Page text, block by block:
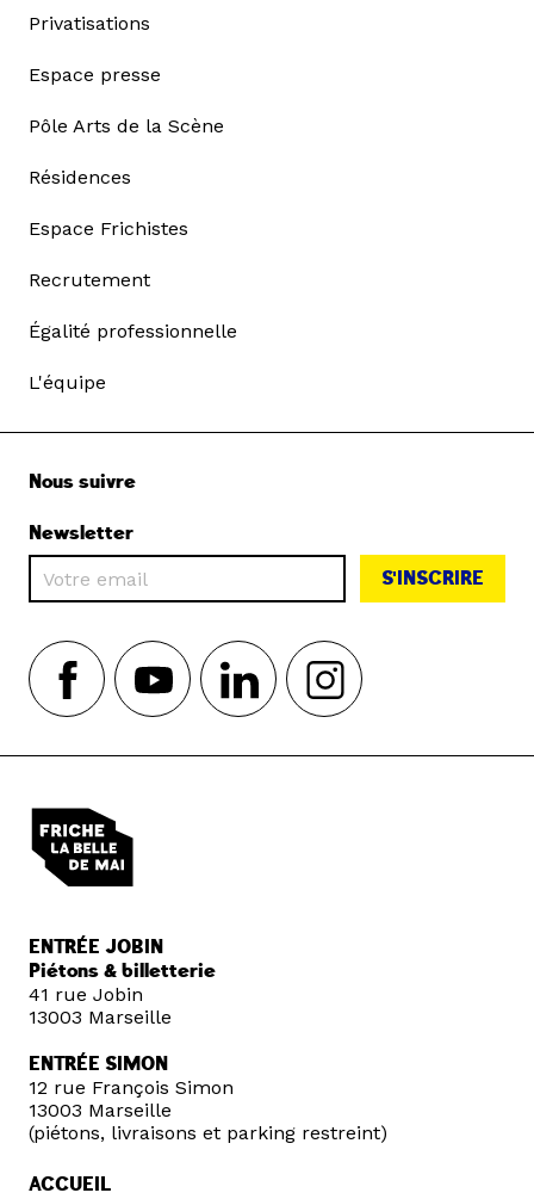
Privatisations
Espace presse
Pôle Arts de la Scène
Résidences
Espace Frichistes
Recrutement
Égalité professionnelle
L'équipe
Nous suivre
Newsletter
S'INSCRIRE
ENTRÉE JOBIN
Piétons & billetterie
41 rue Jobin
13003 Marseille
ENTRÉE SIMON
12 rue François Simon
13003 Marseille
(piétons, livraisons et parking restreint)
ACCUEIL